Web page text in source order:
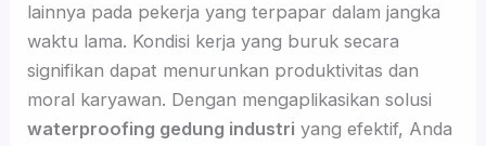
lainnya pada pekerja yang terpapar dalam jangka
waktu lama. Kondisi kerja yang buruk secara
signifikan dapat menurunkan produktivitas dan
moral karyawan. Dengan mengaplikasikan solusi
waterproofing gedung industri yang efektif, Anda